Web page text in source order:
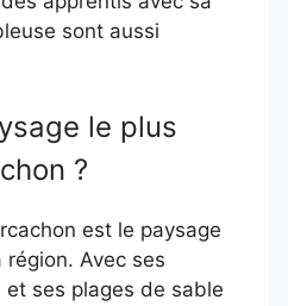
sont aussi
le plus
?
est le paysage
Avec ses
ses plages de sable